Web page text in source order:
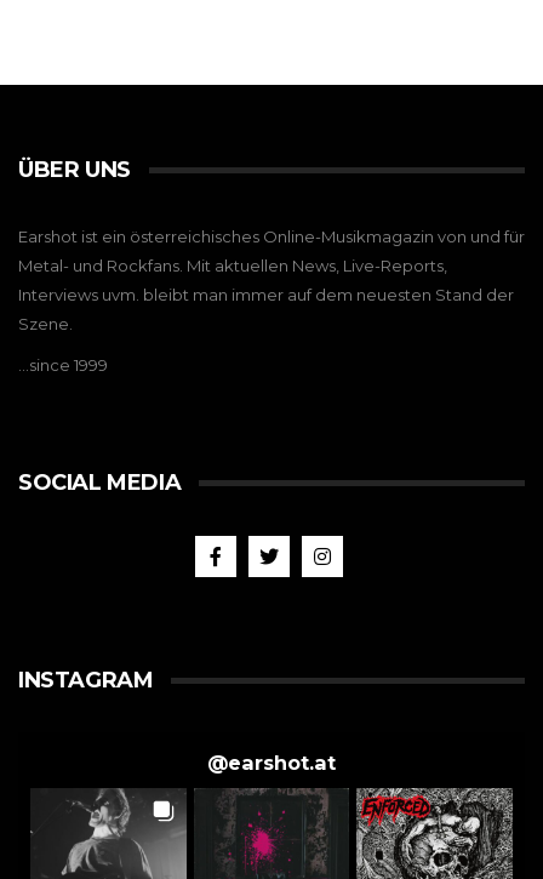
ÜBER UNS
Earshot ist ein österreichisches Online-Musikmagazin von und für
Metal- und Rockfans. Mit aktuellen News, Live-Reports,
Interviews uvm. bleibt man immer auf dem neuesten Stand der
Szene.
…since 1999
SOCIAL MEDIA
INSTAGRAM
@earshot.at